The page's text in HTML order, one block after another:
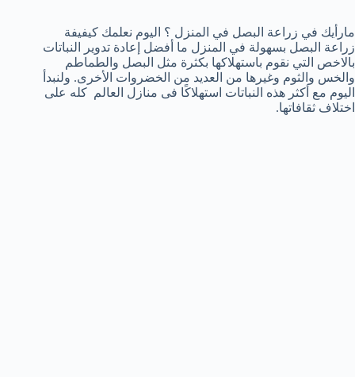
مارأيك في زراعة البصل في المنزل ؟ اليوم نعلمك كيفيفة
زراعة البصل بسهولة في المنزل ما أفضل إعادة تدوير النباتات
بالاخص التي نقوم باستهلاكها بكثرة مثل البصل والطماطم
والخس والثوم وغيرها من العديد من الخضروات الأخرى. ولنبدأ
اليوم مع أكثر هذه النباتات استهلاكًا فى منازل العالم كله على
اختلاف ثقافاتها.